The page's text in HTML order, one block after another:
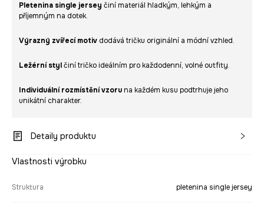
Pletenina single jersey činí materiál hladkým, lehkým a
příjemným na dotek.
Výrazný zvířecí motiv dodává tričku originální a módní vzhled.
Ležérní stylčiní tričko ideálním pro každodenní, volné outfity.
Individuální rozmístění vzoru na každém kusu podtrhuje jeho
unikátní charakter.
Detaily produktu
Vlastnosti výrobku
Struktura pletenina single jersey